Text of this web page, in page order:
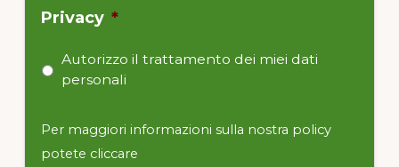
Privacy *
Autorizzo il trattamento dei miei dati
personali
Per maggiori informazioni sulla nostra policy
potete cliccare